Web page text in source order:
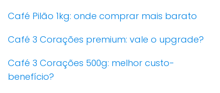
Café Pilão 1kg: onde comprar mais barato
Café 3 Corações premium: vale o upgrade?
Café 3 Corações 500g: melhor custo-
benefício?